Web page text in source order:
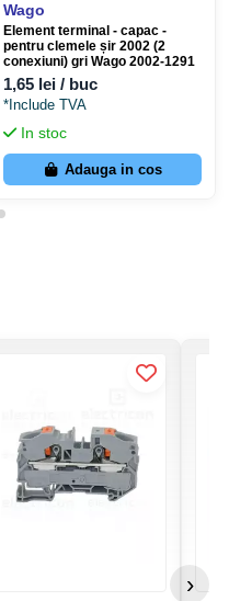
0,25 mm² ... 4 mm²
22 ... 12 (convertit
conform IEC)
galben-verde
5,2 mm
48,5 mm
Wago
Element terminal - capac -
pentru clemele șir 2002 (2
conexiuni) gri Wago 2002-1291
1,65 lei / buc
*Include TVA
In stoc
Adauga in cos
›